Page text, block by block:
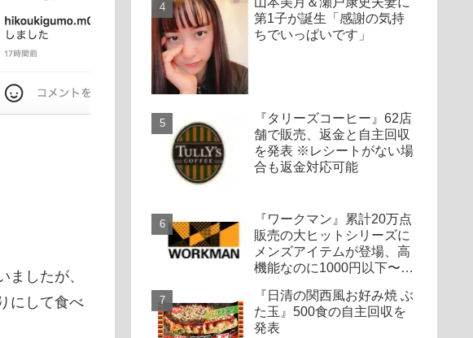
ましたが、
にして食べ
第1子が誕生「感謝の気持
ちでいっぱいです」
『タリーズコーヒー』62店
舗で販売、返金と自主回収
を発表 ※レシートがない場
合も返金対応可能
『ワークマン』累計20万点
販売の大ヒットシリーズに
メンズアイテムが登場、高
機能なのに1000円以下〜の
『日清の関西風お好み焼 ぶ
た玉』500食の自主回収を
発表